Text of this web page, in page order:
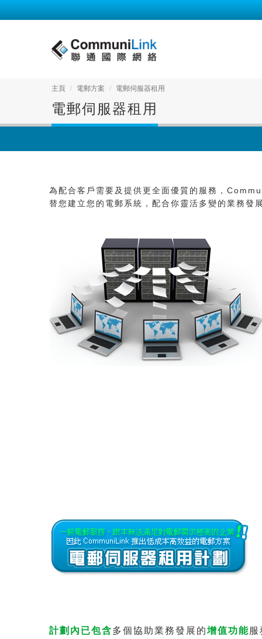
主頁 電郵方案 電郵伺服器租用
電郵伺服器租用
為配合客戶需要及提供更全面優質的服務，
替您建立您的電郵系統，配合你靈活多變的業務發
計劃內已包含多個協助業務發展的增值功能